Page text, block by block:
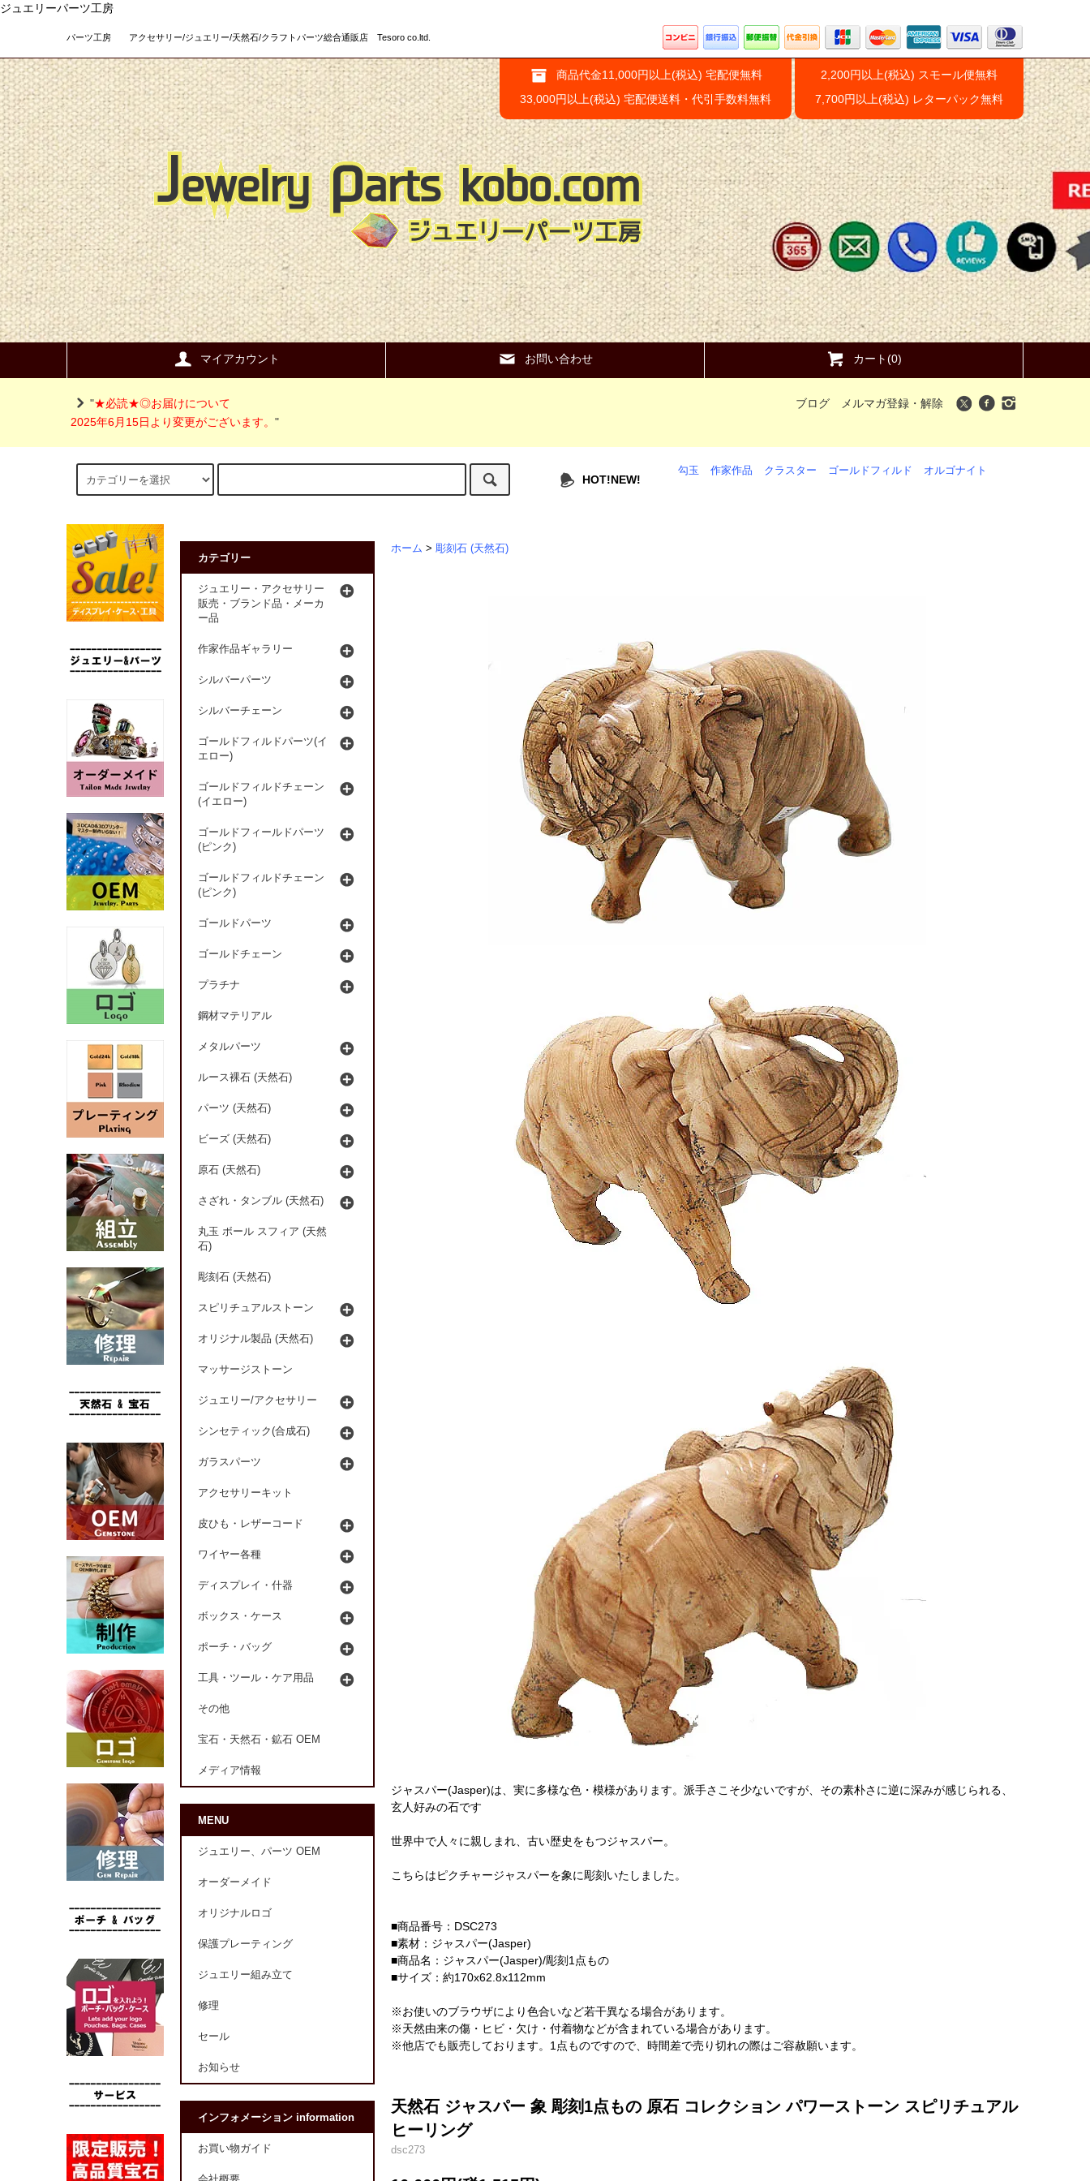
ジュエリーパーツ工房
パーツ工房 アクセサリー/ジュエリー/天然石/クラフトパーツ総合通販店 Tesoro co.ltd.
商品代金11,000円以上(税込) 宅配便無料
33,000円以上(税込) 宅配便送料・代引手数料無料
2,200円以上(税込) スモール便無料
7,700円以上(税込) レターパック無料
マイアカウント お問い合わせ カート(0)
"★必読★◎お届けについて
2025年6月15日より変更がございます。 "
ブログ メルマガ登録・解除
HOT!NEW!
勾玉 作家作品 クラスター ゴールドフィルド オルゴナイト
ホーム > 彫刻石 (天然石)
ジャスパー(Jasper)は、実に多様な色・模様があります。派手さこそ少ないですが、その素朴さに逆に深みが感じられる、
玄人好みの石です
世界中で人々に親しまれ、古い歴史をもつジャスパー。
こちらはピクチャージャスパーを象に彫刻いたしました。
■商品番号：DSC273
■素材：ジャスパー(Jasper)
■商品名：ジャスパー(Jasper)/彫刻1点もの
■サイズ：約170x62.8x112mm
※お使いのブラウザにより色合いなど若干異なる場合があります。
※天然由来の傷・ヒビ・欠け・付着物などが含まれている場合があります。
※他店でも販売しております。1点ものですので、時間差で売り切れの際はご容赦願います。
天然石 ジャスパー 象 彫刻1点もの 原石 コレクション パワーストーン スピリチュアル
ヒーリング
dsc273
カテゴリー
ジュエリー・アクセサリー
販売・ブランド品・メーカ
ー品
作家作品ギャラリー
シルバーパーツ
シルバーチェーン
ゴールドフィルドパーツ(イ
エロー)
ゴールドフィルドチェーン
(イエロー)
ゴールドフィールドパーツ
(ピンク)
ゴールドフィルドチェーン
(ピンク)
ゴールドパーツ
ゴールドチェーン
プラチナ
鋼材マテリアル
メタルパーツ
ルース裸石 (天然石)
パーツ (天然石)
ビーズ (天然石)
原石 (天然石)
さざれ・タンブル (天然石)
丸玉 ボール スフィア (天然
石)
彫刻石 (天然石)
スピリチュアルストーン
オリジナル製品 (天然石)
マッサージストーン
ジュエリー/アクセサリー
シンセティック(合成石)
ガラスパーツ
アクセサリーキット
皮ひも・レザーコード
ワイヤー各種
ディスプレイ・什器
ボックス・ケース
ポーチ・バッグ
工具・ツール・ケア用品
その他
宝石・天然石・鉱石 OEM
メディア情報
MENU
ジュエリー、パーツ OEM
オーダーメイド
オリジナルロゴ
保護プレーティング
ジュエリー組み立て
修理
セール
お知らせ
インフォメーション information
お買い物ガイド